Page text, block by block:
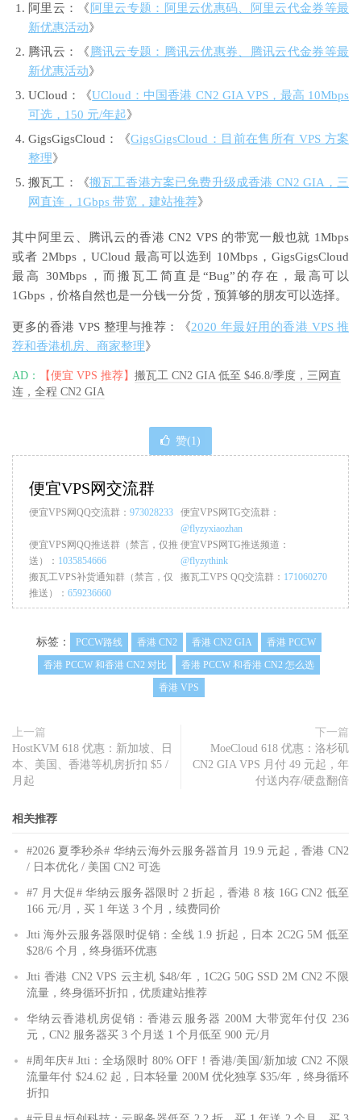
阿里云：《 阿里云专题：阿里云优惠码、阿里云代金券等最
新优惠活动》
腾讯云：《 腾讯云专题：腾讯云优惠券、腾讯云代金券等最
新优惠活动》
UCloud：《UCloud：中国香港 CN2 GIA VPS，最高 10Mbps
可选，150 元/年起》
GigsGigsCloud：《GigsGigsCloud：目前在售所有 VPS 方案
整理》
搬瓦工：《搬瓦工香港方案已免费升级成香港 CN2 GIA，三
网直连，1Gbps 带宽，建站推荐》
其中阿里云、腾讯云的香港 CN2 VPS 的带宽一般也就 1Mbps
或者 2Mbps，UCloud 最高可以选到 10Mbps，GigsGigsCloud
最高 30Mbps，而搬瓦工简直是“Bug”的存在，最高可以
1Gbps，价格自然也是一分钱一分货，预算够的朋友可以选择。
更多的香港 VPS 整理与推荐：《2020 年最好用的香港 VPS 推
荐和香港机房、商家整理》
AD： 【便宜 VPS 推荐】 搬瓦工 CN2 GIA 低至 $46.8/季度，三网直
连，全程 CN2 GIA
赞(1)
便宜VPS网交流群
便宜VPS网QQ交流群： 973028233
便宜VPS网TG交流群：
@flyzyxiaozhan
便宜VPS网QQ推送群（禁言，仅推
送）： 1035854666
便宜VPS网TG推送频道：
@flyzythink
搬瓦工VPS补货通知群（禁言，仅
推送）： 659236660
搬瓦工VPS QQ交流群： 171060270
标签： PCCW路线 香港 CN2 香港 CN2 GIA
香港 PCCW
香港 PCCW 和香港 CN2 对比
香港 PCCW 和香港 CN2 怎么选
香港 VPS
上一篇
HostKVM 618 优惠：新加坡、日
本、美国、香港等机房折扣 $5 /
月起
下一篇
MoeCloud 618 优惠：洛杉矶
CN2 GIA VPS 月付 49 元起，年
付送内存/硬盘翻倍
相关推荐
#2026 夏季秒杀# 华纳云海外云服务器首月 19.9 元起，香港 CN2
/ 日本优化 / 美国 CN2 可选
#7 月大促# 华纳云服务器限时 2 折起，香港 8 核 16G CN2 低至
166 元/月，买 1 年送 3 个月，续费同价
Jtti 海外云服务器限时促销：全线 1.9 折起，日本 2C2G 5M 低至
$28/6 个月，终身循环优惠
Jtti 香港 CN2 VPS 云主机 $48/年，1C2G 50G SSD 2M CN2 不限
流量，终身循环折扣，优质建站推荐
华纳云香港机房促销：香港云服务器 200M 大带宽年付仅 236
元，CN2 服务器买 3 个月送 1 个月低至 900 元/月
#周年庆# Jtti：全场限时 80% OFF！香港/美国/新加坡 CN2 不限
流量年付 $24.62 起，日本轻量 200M 优化独享 $35/年，终身循环
折扣